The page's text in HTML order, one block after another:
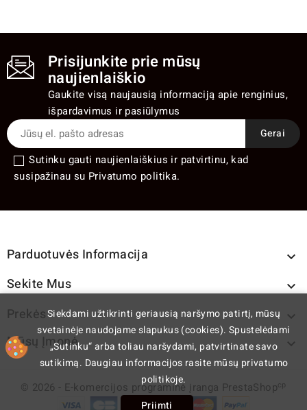
Prisijunkite prie mūsų
naujienlaiškio
Gaukite visą naujausią informaciją apie renginius,
išpardavimus ir pasiūlymus
Sutinku gauti naujienlaiškius ir patvirtinu, kad
susipažinau su Privatumo politika.
Parduotuvės Informacija 
Sekite Mus 
Prekės 
Mūsų Įmonė 
Siekdami užtikrinti geriausią naršymo patirtį, mūsų
svetainėje naudojame slapukus (cookies). Spustelėdami
„Sutinku“ arba toliau naršydami, patvirtinate savo
sutikimą. Daugiau informacijos rasite mūsų privatumo
politikoje.
Priimti
© 2026 - E-komercijos programinė įranga PrestaShopcp